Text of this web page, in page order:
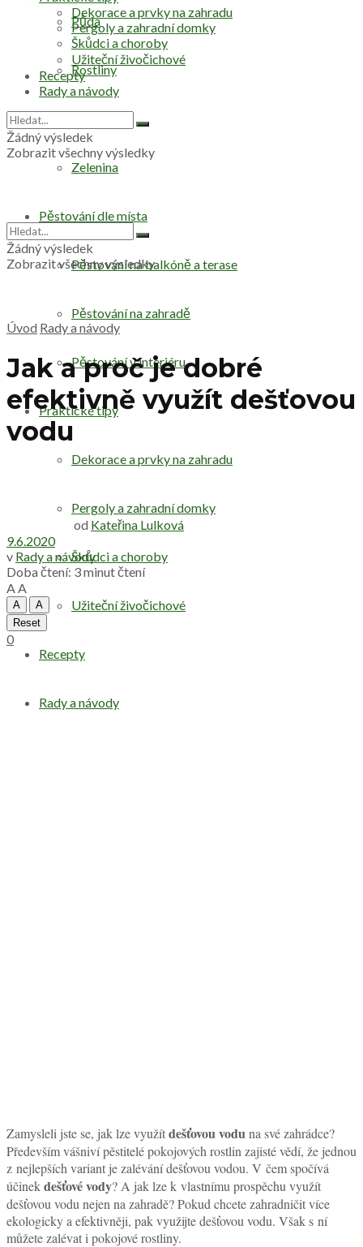
Půda
Rostliny
Zelenina
Pěstování dle místa
Pěstování na balkóně a terase
Pěstování na zahradě
Pěstování v interiéru
Praktické tipy
Dekorace a prvky na zahradu
Pergoly a zahradní domky
Škůdci a choroby
Užiteční živočichové
Recepty
Rady a návody
Dekorace a prvky na zahradu
Pergoly a zahradní domky
Škůdci a choroby
Užiteční živočichové
Recepty
Rady a návody
Žádný výsledek
Zobrazit všechny výsledky
Žádný výsledek
Zobrazit všechny výsledky
Úvod Rady a návody
Jak a proč je dobré
efektivně využít dešťovou
vodu
od Kateřina Lulková
9.6.2020
v Rady a návody
Doba čtení: 3 minut čtení
AA
A
A
Reset
0
Zamysleli jste se, jak lze využítdešťovou voduna své zahrádce?
Především vášniví pěstitelé pokojových rostlin zajisté vědí, že jednou
z nejlepších variant je zalévání dešťovou vodou. V čem spočívá
účinekdešťové vody? A jak lze k vlastnímu prospěchu využít
dešťovou vodu nejen na zahradě? Pokud chcete zahradničit více
ekologicky a efektivněji, pak využijte dešťovou vodu. Však s ní
můžete zalévat i pokojové rostliny.